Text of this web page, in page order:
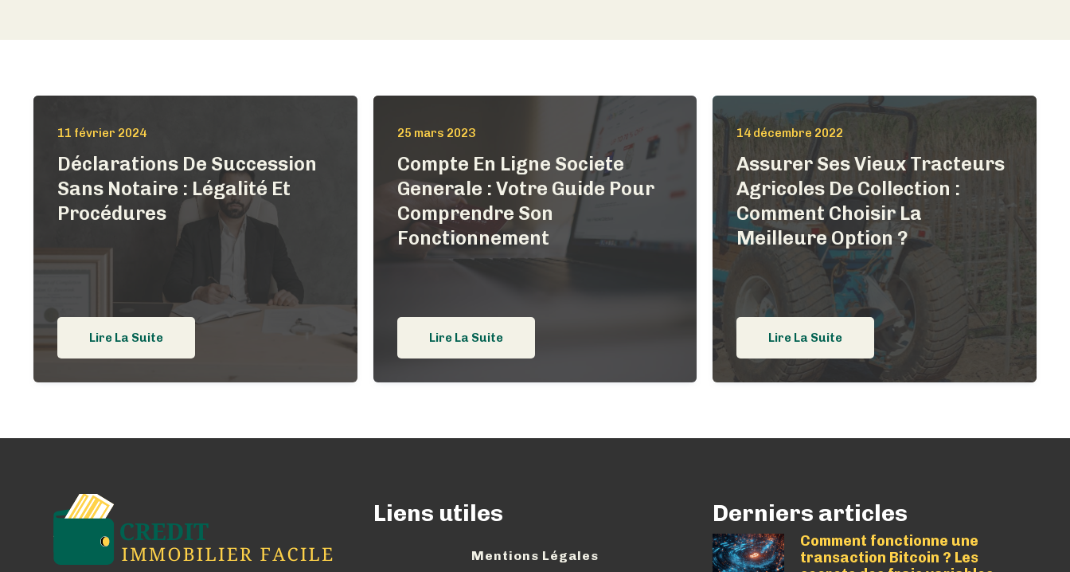
11 février 2024
Déclarations De Succession
Sans Notaire : Légalité Et
Procédures
Lire La Suite
25 mars 2023
Compte En Ligne Societe
Generale : Votre Guide Pour
Comprendre Son
Fonctionnement
Lire La Suite
14 décembre 2022
Assurer Ses Vieux Tracteurs
Agricoles De Collection :
Comment Choisir La
Meilleure Option ?
Lire La Suite
Liens utiles
Mentions Légales
Derniers articles
Comment fonctionne une
transaction Bitcoin ? Les